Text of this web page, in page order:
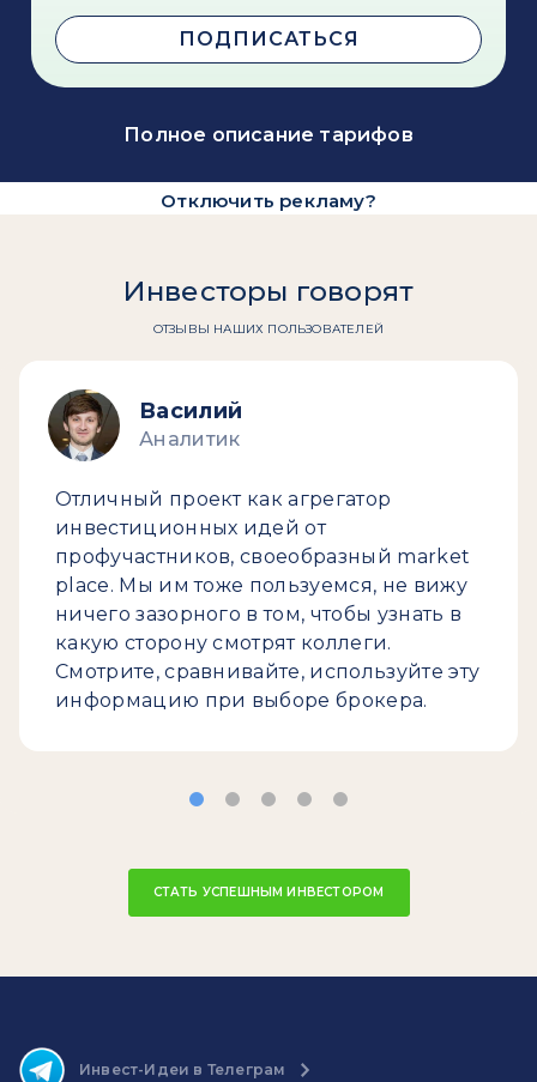
ПОДПИСАТЬСЯ
Полное описание тарифов
Отключить рекламу?
Инвесторы говорят
ОТЗЫВЫ НАШИХ ПОЛЬЗОВАТЕЛЕЙ
Василий
Аналитик
Отличный проект как агрегатор
инвестиционных идей от
профучастников, своеобразный market
place. Мы им тоже пользуемся, не вижу
ничего зазорного в том, чтобы узнать в
какую сторону смотрят коллеги.
Смотрите, сравнивайте, используйте эту
информацию при выборе брокера.
СТАТЬ УСПЕШНЫМ ИНВЕСТОРОМ
Инвест-Идеи в Телеграм